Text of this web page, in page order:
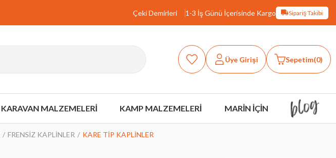
Çeki Demirleri 1-3 İş Günü İçerisinde Kargo Sipariş Takibi
Üye Girişi Sepetim 0
KARAVAN MALZEMELERİ KAMP MALZEMELERİ MARİN İÇİN
FRENSİZ KAPLİNLER KARE TİP KAPLİNLER